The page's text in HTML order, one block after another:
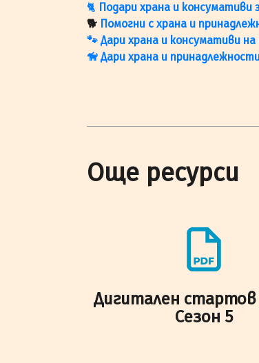
🐈 Подари храна и
🐕 Помогни с храна и
🐾 Дари храна и консумативи
🦮 Дари храна и
Още ресурси
Дигитален
Сезон 5